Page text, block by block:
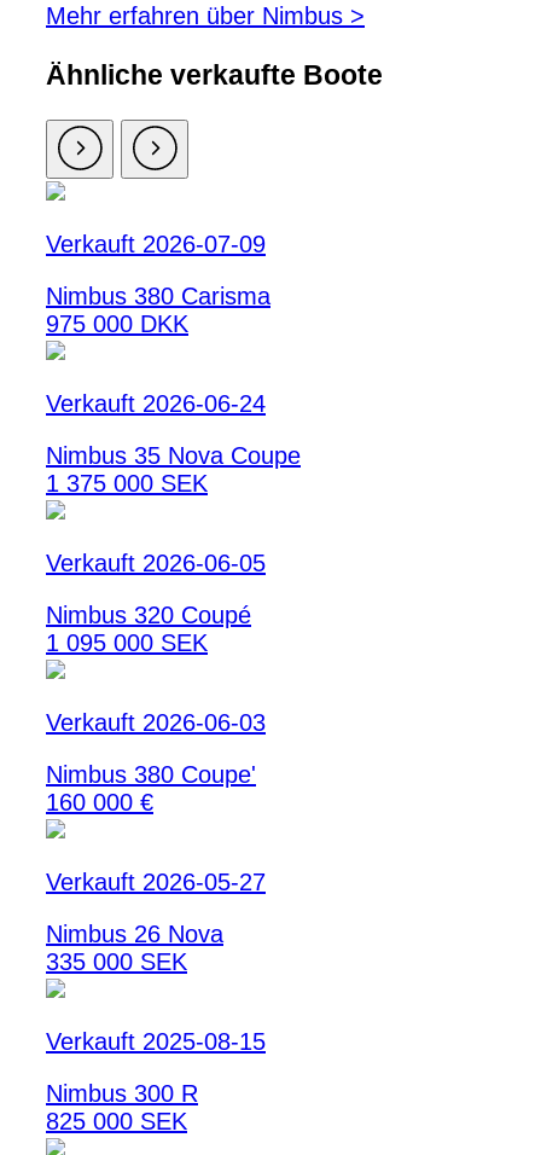
Mehr erfahren über Nimbus >
Ähnliche verkaufte Boote
Verkauft 2026-07-09
Nimbus 380 Carisma
975 000 DKK
Verkauft 2026-06-24
Nimbus 35 Nova Coupe
1 375 000 SEK
Verkauft 2026-06-05
Nimbus 320 Coupé
1 095 000 SEK
Verkauft 2026-06-03
Nimbus 380 Coupe'
160 000 €
Verkauft 2026-05-27
Nimbus 26 Nova
335 000 SEK
Verkauft 2025-08-15
Nimbus 300 R
825 000 SEK